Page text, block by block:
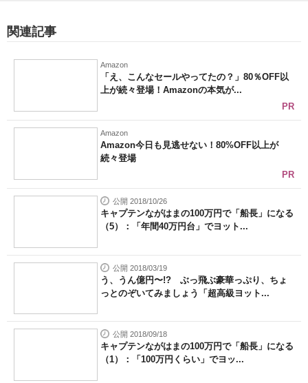
関連記事
Amazon
「え、こんなセールやってたの？」80％OFF以
上が続々登場！Amazonの本気が...
PR
Amazon
Amazon今日も見逃せない！80%OFF以上が
続々登場
PR
公開 2018/10/26
キャプテンながはまの100万円で「船長」になる
（5）：「年間40万円台」でヨット...
公開 2018/03/19
う、うん億円〜!? ぶっ飛ぶ豪華っぷり、ちょ
っとのぞいてみましょう「超高級ヨット...
公開 2018/09/18
キャプテンながはまの100万円で「船長」になる
（1）：「100万円くらい」でヨッ...